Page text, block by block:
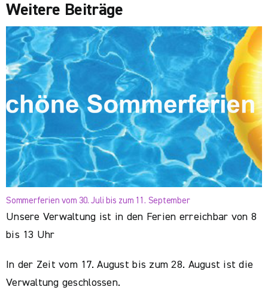
Weitere Beiträge
Sommerferien vom 30. Juli bis zum 11. September
Unsere Verwaltung ist in den Ferien erreichbar von 8
bis 13 Uhr
In der Zeit vom 17. August bis zum 28. August ist die
Verwaltung geschlossen.